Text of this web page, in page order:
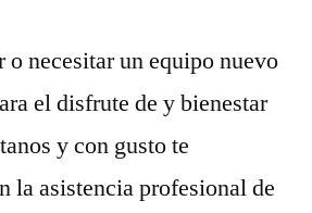
o necesitar un equipo nuevo
el disfrute de y bienestar
y con gusto te
la asistencia profesional de